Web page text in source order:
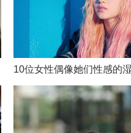
10位女性偶像她们性感的
造